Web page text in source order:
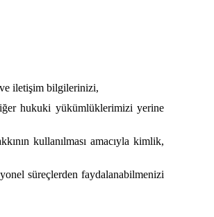
iletişim bilgilerinizi,
hukuki yükümlüklerimizi yerine
kullanılması amacıyla kimlik,
süreçlerden faydalanabilmenizi